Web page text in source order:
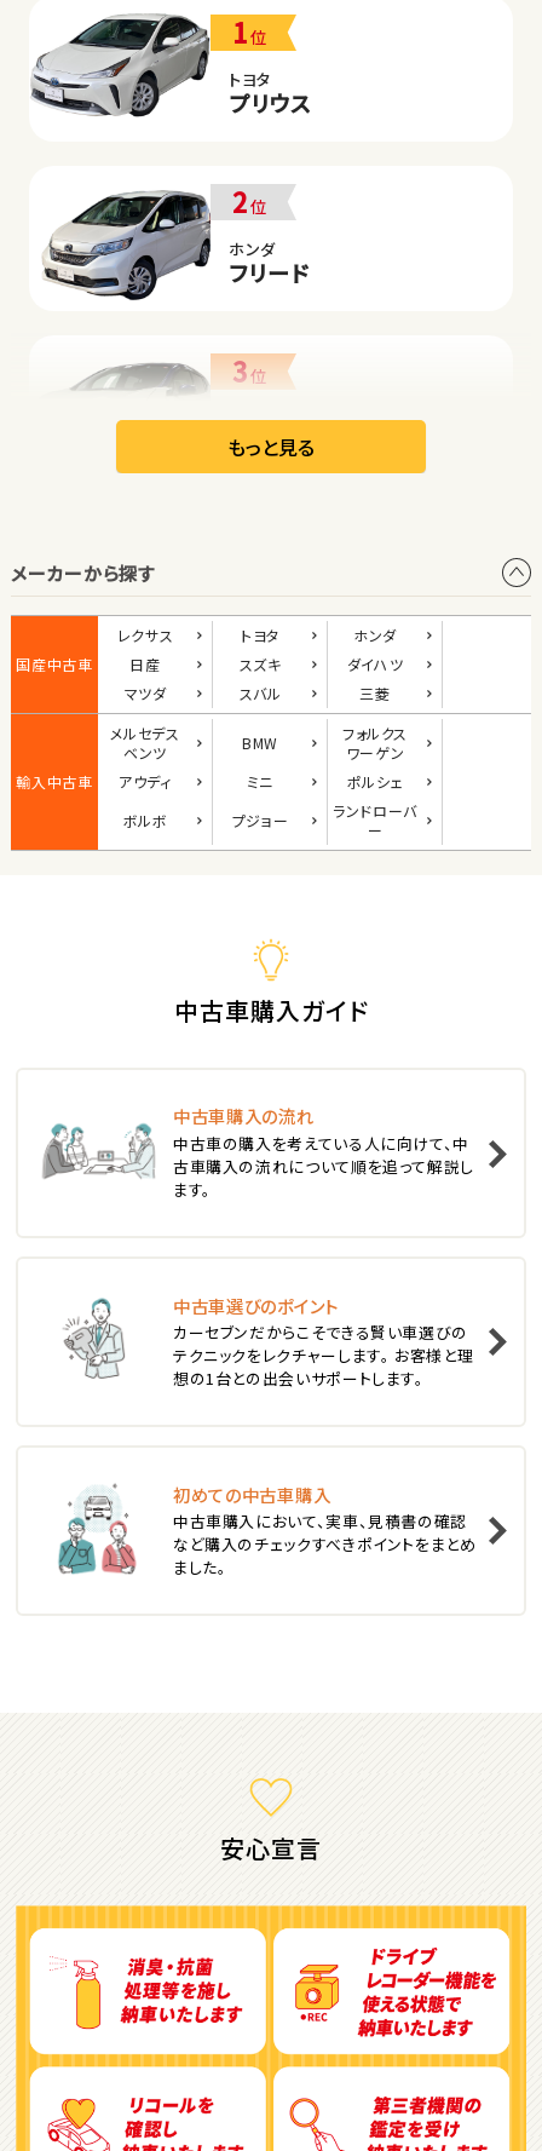
1位
トヨタ
プリウス
2位
ホンダ
フリード
3位
日産
リーフ
1位
ダイハツ
コペン
2
ロードスター
ホンダ
S660
1位
2位
スバル
レガシィツーリングワゴン
3位
トヨタ
カローラフィールダー
2
アルファード
位
トヨタ
ヴォクシー
もっと見る
メーカーから探す
国産中古車
レクサス トヨタ
ホンダ
日産
スズキ
ダイハツ
マツダ
スバル 三菱
輸入中古車
メルセデス
ベンツ
BMW
フォルクス
ワーゲン
アウディ
ミニ
ポルシェ
ボルボ
プジョー ランドローバ
ー
中古車購入ガイド
中古車購入の流れ
中古車の購入を考えている人に向けて、中
古車購入の流れについて順を追って解説し
ます。
中古車選びのポイント
カーセブンだからこそできる賢い車選びの
テクニックをレクチャーします。 お客様と理
想の1台との出会いサポートします。
初めての中古車購入
中古車購入において、実車、見積書の確認
など購入のチェックすべきポイントをまとめ
ました。
安心宣言